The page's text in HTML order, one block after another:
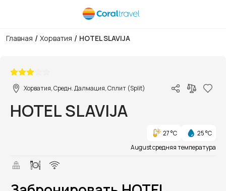
Главная / Хорватия / HOTEL SLAVIJA
Хорватия, Средн. Далмация, Сплит (Split)
HOTEL SLAVIJA
27 °C
25 °C
August средняя температура